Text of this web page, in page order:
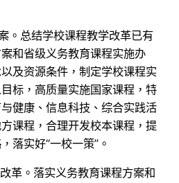
。总结学校课程教学改革已有
和省级义务教育课程实施办
及资源条件，制定学校课程实
标，高质量实施国家课程，特
健康、信息科技、综合实践活
课程，合理开发校本课程，提
落实好“一校一策”。
革。落实义务教育课程方案和